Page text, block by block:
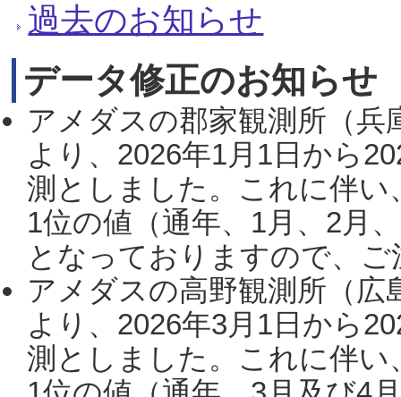
過去のお知らせ
データ修正のお知らせ
アメダスの郡家観測所（
より、2026年1月1日から
測としました。これに伴い
1位の値（通年、1月、2月
となっておりますので、
アメダスの高野観測所（
より、2026年3月1日から
測としました。これに伴い